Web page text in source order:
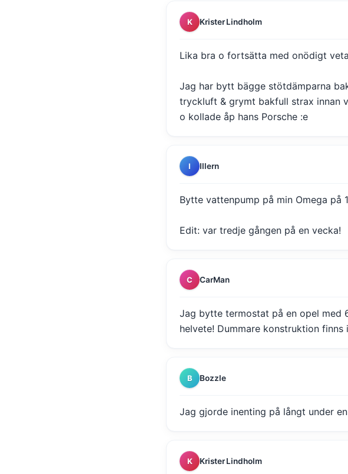
K Krister Lindholm
Lika bra o fortsätta med onödigt
Jag har bytt bägge stötdämparna
tryckluft & grymt bakfull strax innan
o kollade åp hans Porsche :e
I Illern
Bytte vattenpump på min Omega på
Edit: var tredje gången på en vecka!
C CarMan
Jag bytte termostat på en opel med
helvete! Dummare konstruktion
B Bozzle
Jag gjorde inenting på långt under
K Krister Lindholm